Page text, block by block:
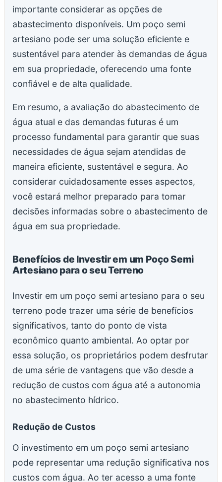
importante considerar as opções de
abastecimento disponíveis. Um poço semi
artesiano pode ser uma solução eficiente e
sustentável para atender às demandas de água
em sua propriedade, oferecendo uma fonte
confiável e de alta qualidade.
Em resumo, a avaliação do abastecimento de
água atual e das demandas futuras é um
processo fundamental para garantir que suas
necessidades de água sejam atendidas de
maneira eficiente, sustentável e segura. Ao
considerar cuidadosamente esses aspectos,
você estará melhor preparado para tomar
decisões informadas sobre o abastecimento de
água em sua propriedade.
Benefícios de Investir em um Poço Semi
Artesiano para o seu Terreno
Investir em um poço semi artesiano para o seu
terreno pode trazer uma série de benefícios
significativos, tanto do ponto de vista
econômico quanto ambiental. Ao optar por
essa solução, os proprietários podem desfrutar
de uma série de vantagens que vão desde a
redução de custos com água até a autonomia
no abastecimento hídrico.
Redução de Custos
O investimento em um poço semi artesiano
pode representar uma redução significativa nos
custos com água. Ao ter acesso a uma fonte